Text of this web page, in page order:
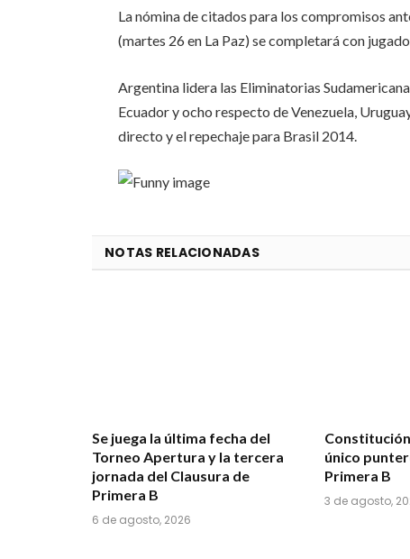
La nómina de citados para los compromisos
(martes 26 en La Paz) se completará con
Argentina lidera las Eliminatorias
Ecuador y ocho respecto de Venezuela,
directo y el repechaje para Brasil 2014.
NOTAS RELACIONADAS
Se juega la última fecha del
Torneo Apertura y la tercera
jornada del Clausura de
Primera B
6 de agosto, 2026
único
Primera B
3 de agosto,